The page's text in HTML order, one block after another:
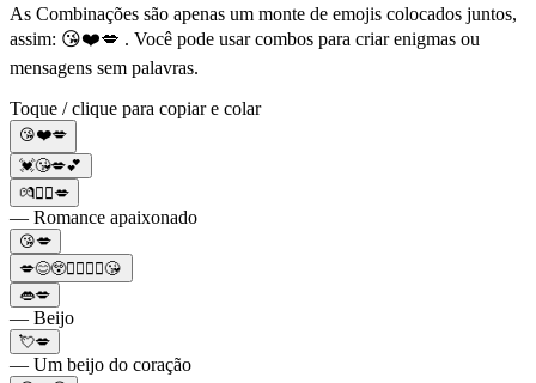
As Combinações são apenas um monte de emojis colocados juntos,
assim: 😘❤️💋 . Você pode usar combos para criar enigmas ou
mensagens sem palavras.
Toque / clique para copiar e colar
😘❤️💋
💓😘💋💕
💏❤️‍🔥💋
— Romance apaixonado
😘💋
💋😊😲👩‍❤️‍💋‍👨😘
👄💋
— Beijo
💘💋
— Um beijo do coração